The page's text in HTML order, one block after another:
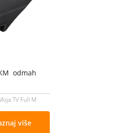
odmah
TV Full M
više